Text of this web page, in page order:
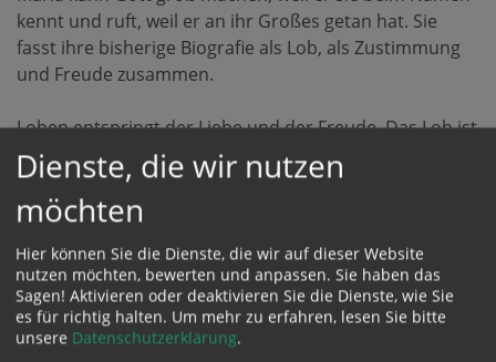
kennt und ruft, weil er an ihr Großes getan hat. Sie
fasst ihre bisherige Biografie als Lob, als Zustimmung
und Freude zusammen.
Loben entspringt der Liebe und der Freude. Das Lob ist
Sprache des Glaubens.
Wo nicht mehr gelobt wird, wird nicht mehr gelebt. Lob
ist hörbare innere Gesundheit.
sein, wenn man nicht selber loben kann und nicht
gelobt wird. Geben und Empfangen gehören
zusammen.“
Dienste, die wir nutzen
möchten
Hier können Sie die Dienste, die wir auf dieser Website
nutzen möchten, bewerten und anpassen. Sie haben das
Sagen! Aktivieren oder deaktivieren Sie die Dienste, wie Sie
es für richtig halten. Um mehr zu erfahren, lesen Sie bitte
unsere Datenschutzerklärung.